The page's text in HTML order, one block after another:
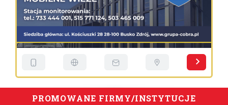
PROMOWANE FIRMY/INSTYTUCJE